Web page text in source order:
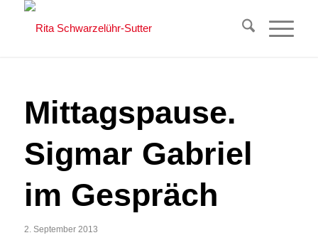
Mittagspause.
Sigmar Gabriel
im Gespräch
2. September 2013